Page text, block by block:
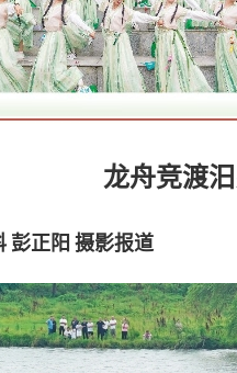
龙舟竞渡
彭正阳 摄影报道